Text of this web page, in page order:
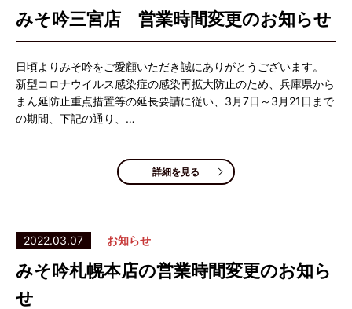
みそ吟三宮店 営業時間変更のお知らせ
日頃よりみそ吟をご愛顧いただき誠にありがとうございます。
新型コロナウイルス感染症の感染再拡大防止のため、兵庫県から
まん延防止重点措置等の延長要請に従い、3月7日～3月21日まで
の期間、下記の通り、…
詳細を見る
2022.03.07 お知らせ
みそ吟札幌本店の営業時間変更のお知ら
せ